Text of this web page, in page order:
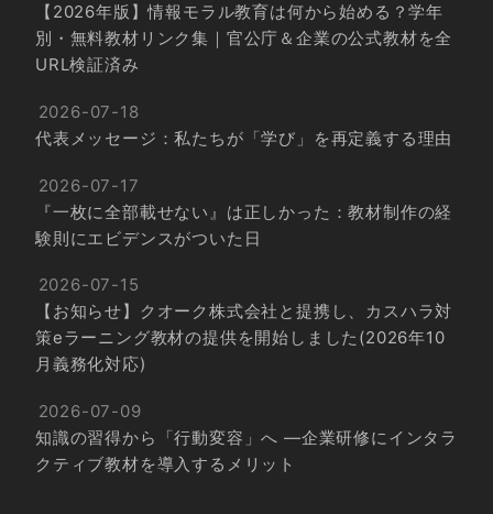
【2026年版】情報モラル教育は何から始める？学年
別・無料教材リンク集｜官公庁＆企業の公式教材を全
URL検証済み
2026-07-18
代表メッセージ：私たちが「学び」を再定義する理由
2026-07-17
『一枚に全部載せない』は正しかった：教材制作の経
験則にエビデンスがついた日
2026-07-15
【お知らせ】クオーク株式会社と提携し、カスハラ対
策eラーニング教材の提供を開始しました(2026年10
月義務化対応)
2026-07-09
知識の習得から「行動変容」へ ―企業研修にインタラ
クティブ教材を導入するメリット